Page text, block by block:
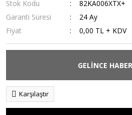
Stok Kodu
82KA006XTX+
Garanti Süresi
24 Ay
Fiyat
0,00 TL + KDV
GELİNCE
Karşılaştır